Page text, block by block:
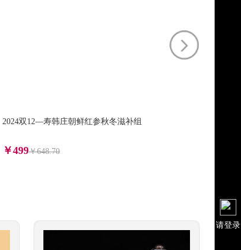
请登录
2024双12—寿韩庄朝鲜红参秋冬滋补组
￥499￥648.70